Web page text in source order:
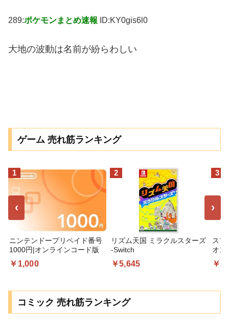
289:ポケモンまとめ速報 ID:KY0gis6l0
大地の波動は名前が紛らわしい
ゲーム 売れ筋ランキング
‹
1
ニンテンドープリペイド番号
1000円|オンラインコード版
￥1,000
2
リズム天国 ミラクルスターズ
-Switch
￥5,645
3
スプ
オン
￥
›
コミック 売れ筋ランキング